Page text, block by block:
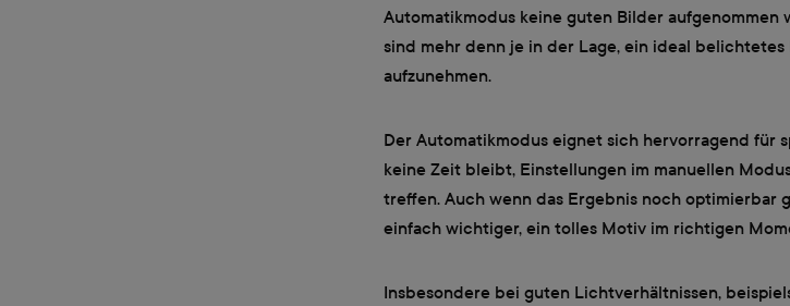
Automatikmodus keine guten Bilder aufgenommen
sind mehr denn je in der Lage, ein ideal
aufzunehmen.
Der Automatikmodus eignet sich hervorragend für
keine Zeit bleibt, Einstellungen im manuellen
treffen. Auch wenn das Ergebnis noch optimierbar
einfach wichtiger, ein tolles Motiv im richtigen
Insbesondere bei guten Lichtverhältnissen,